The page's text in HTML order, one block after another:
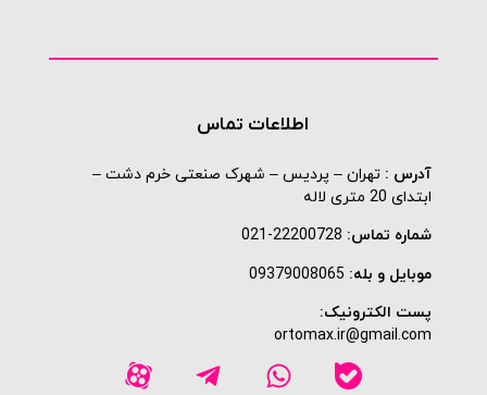
اطلاعات تماس
آدرس : تهران – پردیس – شهرک صنعتی خرم دشت –
ابتدای 20 متری لاله
شماره تماس: 22200728-021
موبایل و بله: 09379008065
پست الکترونیک:
ortomax.ir@gmail.com